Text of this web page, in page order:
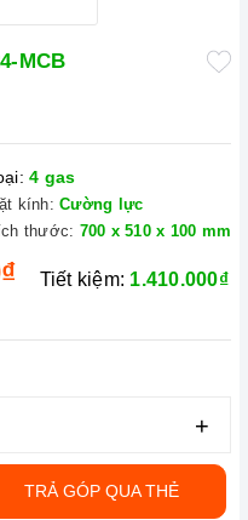
MCB
4 gas
kính: Cường lực
thước: 700 x 510 x 100 mm
Tiết kiệm: 1.410.000₫
+
TRẢ GÓP QUA THẺ